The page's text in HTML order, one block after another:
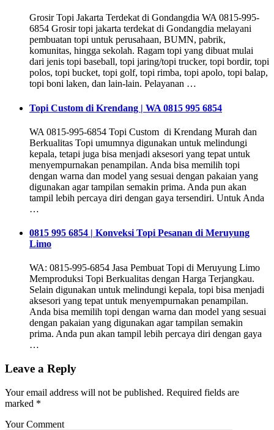
Grosir Topi Jakarta Terdekat di Gondangdia WA 0815-995-
6854 Grosir topi jakarta terdekat di Gondangdia melayani
pembuatan topi untuk perusahaan, BUMN, pabrik,
komunitas, hingga sekolah. Ragam topi yang dibuat mulai
dari jenis topi baseball, topi jaring/topi trucker, topi bordir, topi
polos, topi bucket, topi golf, topi rimba, topi apolo, topi balap,
topi boni laken, dan lain-lain. Pelayanan …
Topi Custom di Krendang | WA 0815 995 6854
WA 0815-995-6854 Topi Custom di Krendang Murah dan
Berkualitas Topi umumnya digunakan untuk melindungi
kepala, tetapi juga bisa menjadi aksesori yang tepat untuk
menyempurnakan penampilan. Anda bisa memilih topi
dengan warna dan model yang sesuai dengan pakaian yang
digunakan agar tampilan semakin prima. Anda pun akan
tampil lebih percaya diri dengan gaya tersendiri. Untuk Anda
…
0815 995 6854 | Konveksi Topi Pesanan di Meruyung
Limo
WA: 0815-995-6854 Jasa Pembuat Topi di Meruyung Limo
Memproduksi Topi Berkualitas dengan Harga Terjangkau.
Selain digunakan untuk melindungi kepala, topi bisa menjadi
aksesori yang tepat untuk menyempurnakan penampilan.
Anda bisa memilih topi dengan warna dan model yang sesuai
dengan pakaian yang digunakan agar tampilan semakin
prima. Anda pun akan tampil lebih percaya diri dengan gaya
…
Leave a Reply
Your email address will not be published. Required fields are
marked *
Your Comment